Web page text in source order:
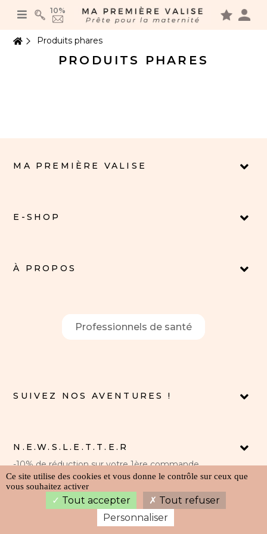
10%
Produits phares
PRODUITS PHARES
MA PREMIÈRE VALISE
E-SHOP
À PROPOS
Professionnels de santé
SUIVEZ NOS AVENTURES !
N.E.W.S.L.E.T.T.E.R
-10% de réduction sur votre 1ère commande
Copyright © 2023 Ma Première Valise | Tous droits réservés |
Mentions légales
Panneau de gestion des cookies
Ce site utilise des cookies et vous donne le contrôle sur ceux que
vous souhaitez activer
Tout accepter
Tout refuser
Personnaliser